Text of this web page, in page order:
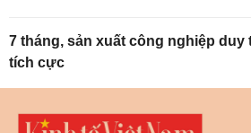
7 tháng, sản xuất công nghiệp
tích cực